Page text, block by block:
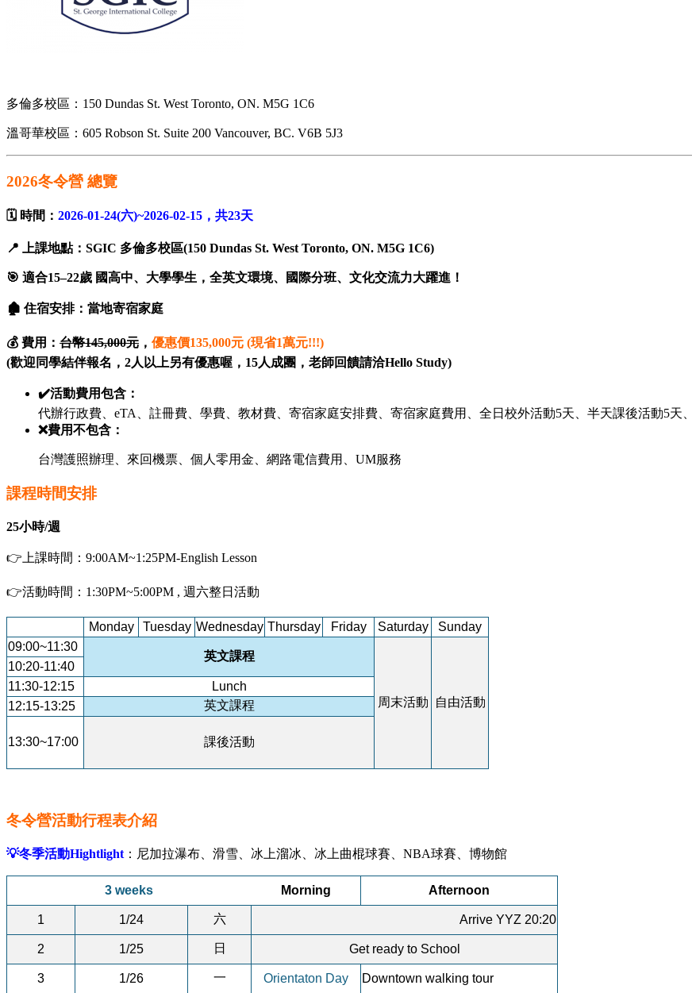
多倫多校區：150 Dundas St. West Toronto, ON. M5G 1C6
溫哥華校區：605 Robson St. Suite 200 Vancouver, BC. V6B 5J3
2026冬令營 總覽
🗓️ 時間： 2026-01-24(六)~2026-02-15，共23天
📍 上課地點：SGIC 多倫多校區(150 Dundas St. West Toronto, ON. M5G 1C6)
🎯 適合15–22歲 國高中、大學學生，全英文環境、國際分班、文化交流力大躍進！
🏚️ 住宿安排：當地寄宿家庭
💰 費用： 台幣145,000元 ， 優惠價135,000元 (現省1萬元!!!)
(歡迎同學結伴報名，2人以上另有優惠喔，15人成團，老師回饋請洽Hello Study)
✔️活動費用包含：
代辦行政費、eTA、註冊費、學費、教材費、寄宿家庭安排費、寄宿家庭費用、全日校外活動5天、半天課後活動5天
❌費用不包含：
台灣護照辦理、來回機票、個人零用金、網路電信費用、UM服務
課程時間安排
25小時/週
👉上課時間：9:00AM~1:25PM-English Lesson
👉活動時間：1:30PM~5:00PM , 週六整日活動
Monday Tuesday Wednesday Thursday Friday Saturday
Sunday
09:00~11:30
英文課程
周末活動 自由活動
10:20-11:40
11:30-12:15
Lunch
12:15-13:25
英文課程
13:30~17:00 課後活動
冬令營活動行程表介紹
💡冬季活動Hightlight ：尼加拉瀑布、滑雪、冰上溜冰、冰上曲棍球賽、NBA球賽、博物館
3 weeks Morning Afternoon
1 1/24 六 Arrive YYZ 20:20
2 1/25 日 Get ready to School
3 1/26 一 Orientaton Day Downtown walking tour